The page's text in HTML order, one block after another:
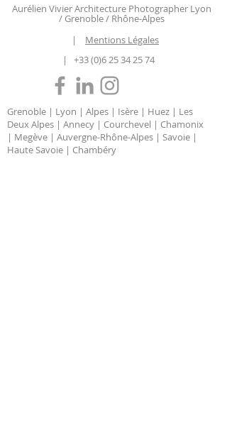
Aurélien Vivier Architecture Photographer Lyon
/ Grenoble / Rhône-Alpes
| Mentions Légales
| +33 (0)6 25 34 25 74
Grenoble | Lyon | Alpes | Isère | Huez | Les
Deux Alpes | Annecy | Courchevel | Chamonix
| Megève | Auvergne-Rhône-Alpes | Savoie |
Haute Savoie | Chambéry